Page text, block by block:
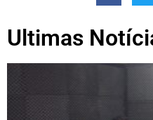
Ultimas